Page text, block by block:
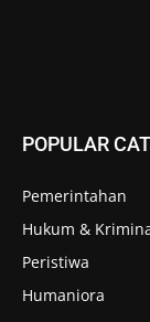
POPULAR
Pemerintahan
Hukum &
Peristiwa
Humaniora